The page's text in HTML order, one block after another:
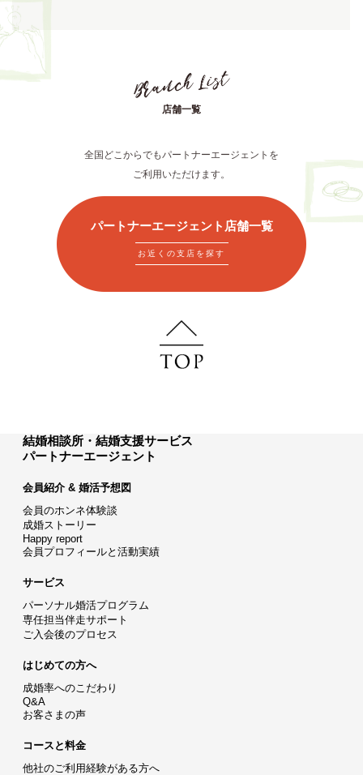
店舗一覧
全国どこからでもパートナーエージェントを
ご利用いただけます。
パートナーエージェント店舗一覧
お近くの支店を探す
結婚相談所・結婚支援サービス
パートナーエージェント
会員紹介 & 婚活予想図
会員のホンネ体験談
成婚ストーリー
Happy report
会員プロフィールと活動実績
サービス
パーソナル婚活プログラム
専任担当伴走サポート
ご入会後のプロセス
はじめての方へ
成婚率へのこだわり
Q&A
お客さまの声
コースと料金
他社のご利用経験がある方へ